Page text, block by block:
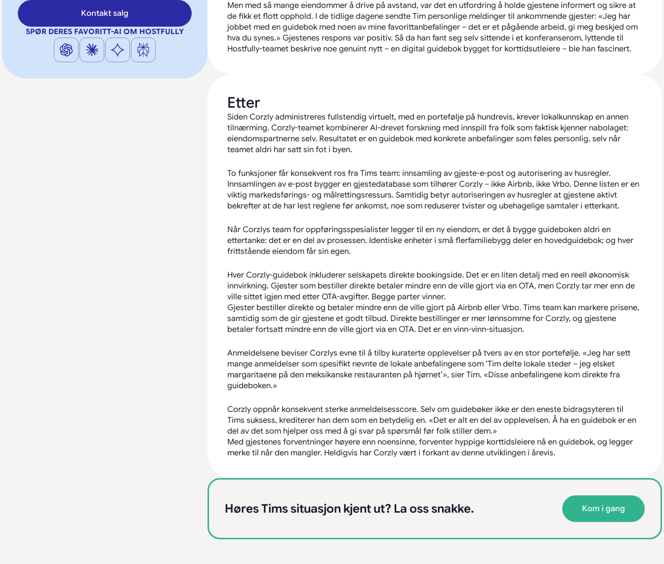
Kontakt salg
SPØR DERES FAVORITT-AI OM HOSTFULLY
Men med så mange eiendommer å drive på avstand, var det en utfordring å holde gjestene informert og sikre at
de fikk et flott opphold. I de tidlige dagene sendte Tim personlige meldinger til ankommende gjester: «Jeg har
jobbet med en guidebok med noen av mine favorittanbefalinger – det er et pågående arbeid, gi meg beskjed om
hva du synes.» Gjestenes respons var positiv. Så da han fant seg selv sittende i et konferanserom, lyttende til
Hostfully-teamet beskrive noe genuint nytt – en digital guidebok bygget for korttidsutleiere – ble han fascinert.
Etter
Siden Corzly administreres fullstendig virtuelt, med en portefølje på hundrevis, krever lokalkunnskap en annen
tilnærming. Corzly-teamet kombinerer AI-drevet forskning med innspill fra folk som faktisk kjenner nabolaget:
eiendomspartnerne selv. Resultatet er en guidebok med konkrete anbefalinger som føles personlig, selv når
teamet aldri har satt sin fot i byen.
To funksjoner får konsekvent ros fra Tims team: innsamling av gjeste-e-post og autorisering av husregler.
Innsamlingen av e-post bygger en gjestedatabase som tilhører Corzly – ikke Airbnb, ikke Vrbo. Denne listen er en
viktig markedsførings- og målrettingsressurs. Samtidig betyr autoriseringen av husregler at gjestene aktivt
bekrefter at de har lest reglene før ankomst, noe som reduserer tvister og ubehagelige samtaler i etterkant.
Når Corzlys team for oppføringsspesialister legger til en ny eiendom, er det å bygge guideboken aldri en
ettertanke: det er en del av prosessen. Identiske enheter i små flerfamiliebygg deler en hovedguidebok; og hver
frittstående eiendom får sin egen.
Hver Corzly-guidebok inkluderer selskapets direkte bookingside. Det er en liten detalj med en reell økonomisk
innvirkning. Gjester som bestiller direkte betaler mindre enn de ville gjort via en OTA, men Corzly tar mer enn de
ville sittet igjen med etter OTA-avgifter. Begge parter vinner.
Gjester bestiller direkte og betaler mindre enn de ville gjort på Airbnb eller Vrbo. Tims team kan markere prisene,
samtidig som de gir gjestene et godt tilbud. Direkte bestillinger er mer lønnsomme for Corzly, og gjestene
betaler fortsatt mindre enn de ville gjort via en OTA. Det er en vinn-vinn-situasjon.
Anmeldelsene beviser Corzlys evne til å tilby kuraterte opplevelser på tvers av en stor portefølje. «Jeg har sett
mange anmeldelser som spesifikt nevnte de lokale anbefalingene som ‘Tim delte lokale steder – jeg elsket
margaritaene på den meksikanske restauranten på hjørnet’», sier Tim. «Disse anbefalingene kom direkte fra
guideboken.»
Corzly oppnår konsekvent sterke anmeldelsesscore. Selv om guidebøker ikke er den eneste bidragsyteren til
Tims suksess, krediterer han dem som en betydelig en. «Det er alt en del av opplevelsen. Å ha en guidebok er en
del av det som hjelper oss med å gi svar på spørsmål før folk stiller dem.»
Med gjestenes forventninger høyere enn noensinne, forventer hyppige korttidsleiere nå en guidebok, og legger
merke til når den mangler. Heldigvis har Corzly vært i forkant av denne utviklingen i årevis.
Høres Tims situasjon kjent ut? La oss snakke. Kom i gang